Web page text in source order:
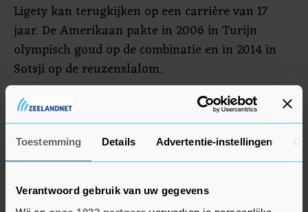
Toestemming Details Advertentie-instellingen
Verantwoord gebruik van uw gegevens
Ligety kan terugkijken op een carrière van 17
jaar. De Amerikaan pakte in 2006 in Turijn
olympisch goud op de combinatie en in 2014 in
Sotsji op de reuzenslalom.